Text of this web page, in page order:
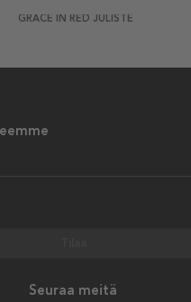
GRACE IN RED JULISTE
Seuraa meitä